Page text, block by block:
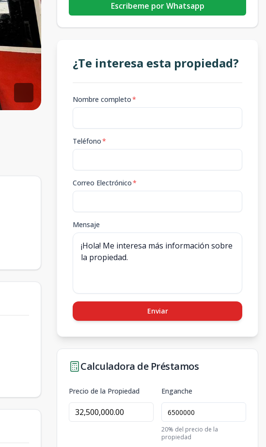
Escribeme por Whatsapp
¿Te interesa esta propiedad?
Nombre completo*
Teléfono*
Correo Electrónico*
Mensaje
Enviar
Calculadora de Préstamos
Precio de la Propiedad Enganche
20% del precio de la
propiedad